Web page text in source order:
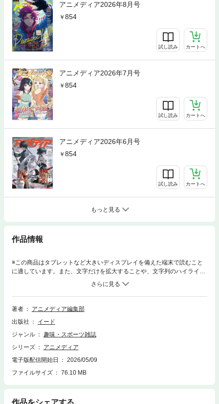
アニメディア2026年8月号
854
試し読み カートへ
アニメディア2026年7月号
854
試し読み カートへ
アニメディア2026年6月号
854
試し読み カートへ
もっと見る
作品情報
※この商品はタブレットなど大きいディスプレイを備えた端末で読むこと
に適しています。また、文字だけを拡大することや、文字列のハイライ
ト、検索、辞書の参照、引用などの機能が使用できません。※電子版には
収録されないコンテンツがあります。多数のイラストとわかりやすい切り
口の特集記事、ポスターなどの付録。そして投稿コーナー「アニメア
イ」。最新の情報が絵を見ながら楽しんで読め、付録も飾れて読者ページ
メ情報誌。
著者
アニメディア編集部
出版社
イード
ジャンル
趣味・スポーツ雑誌
シリーズ
アニメディア
電子版配信開始日
2026/05/09
ファイルサイズ
76.10 MB